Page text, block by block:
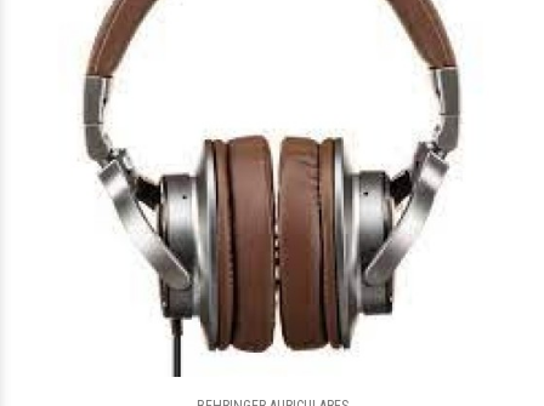
$117.448